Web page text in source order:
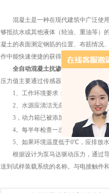
混凝土是一种在现代建筑中广泛使用
够抵抗水或其他液体（轻油、重油等）
凝土的表面测定钢筋的位置、布筋情况
作中能快速便捷的获得断面数据。对于
全自动混凝土抗渗仪适用于混凝土
压力值主要通过传感器在压力显示器上
1、工作环境要求：环境温度为5℃-
2、水源应清洁无杂质
3，动力箱已被添加到所述油在工厂，
4。每半年检查一次动力箱底部是否
5、如果环境温度低于0℃，应排放水
根据设计为泵马达驱动压力，通过导
送到试样装载系统的名称。与电接触件